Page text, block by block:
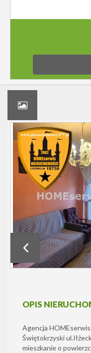
OPIS
Agencja
Świętokrzyski
mieszkanie o